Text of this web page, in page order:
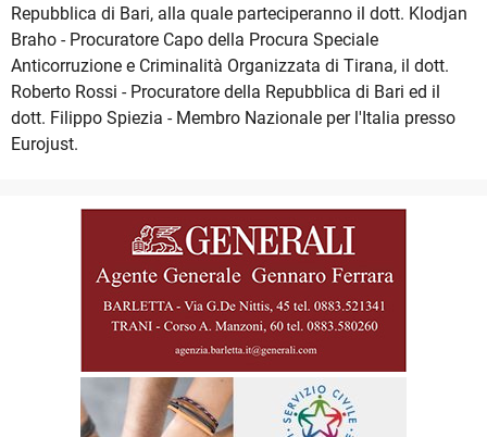
Repubblica di Bari, alla quale parteciperanno il dott. Klodjan
Braho - Procuratore Capo della Procura Speciale
Anticorruzione e Criminalità Organizzata di Tirana, il dott.
Roberto Rossi - Procuratore della Repubblica di Bari ed il
dott. Filippo Spiezia - Membro Nazionale per l'Italia presso
Eurojust.